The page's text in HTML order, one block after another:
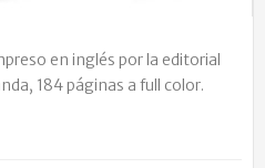
en inglés por la editorial
184 páginas a full color.